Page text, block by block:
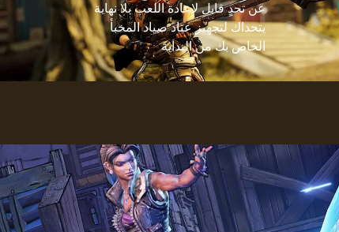
عن تحدٍ قابل لإعادة اللعب بلا نهاية
يتحداك لتجهيز عتاد صياد المخبأ
الخاص بك من البداية